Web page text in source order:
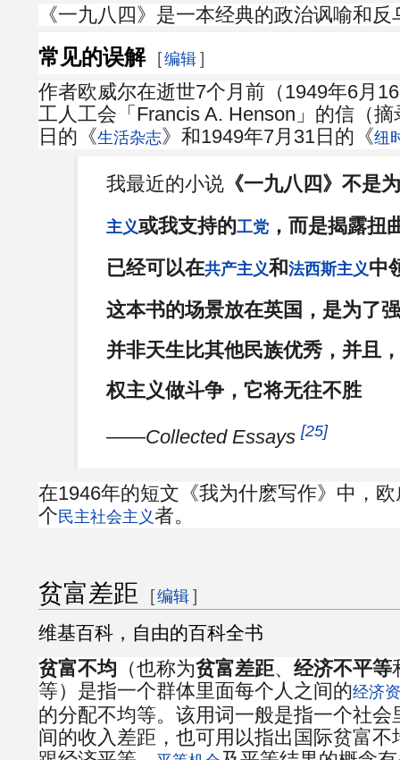
《一九八四》是一本经典的政治讽喻和
常见的误解 [编辑 ]
作者欧威尔在逝世7个月前（1949年6月
工人工会「Francis A. Henson」的信（
日的《生活杂志》和1949年7月31日的《纽
我最近的小说 《一九八四》不是
主义或我支持的工党 ，而是揭露
已经可以在共产主义和法西斯主义中
这本书的场景放在英国，是为了
并非天生比其他民族优秀，并且
权主义做斗争，它将无往不胜
——Collected Essays [25]
在1946年的短文《我为什麽写作》中，
个民主社会主义者。
贫富差距 [编辑 ]
维基百科，自由的百科全书
贫富不均 （也称为贫富差距、 经济不平等
等）是指一个群体里面每个人之间的经济
的分配不均等。该用词一般是指一个社会
间的收入差距，也可用以指出国际贫富不